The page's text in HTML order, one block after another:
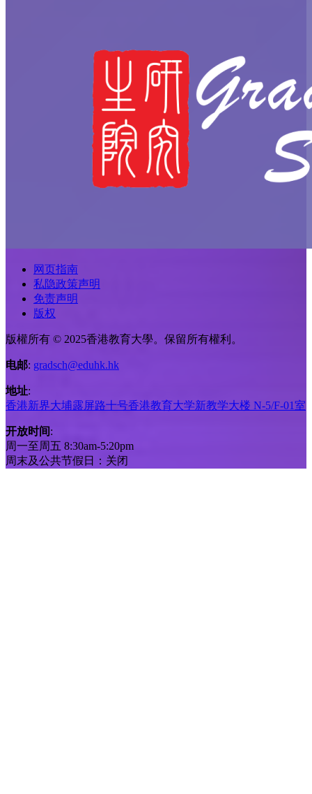
网页指南
私隐政策声明
免责声明
版权
版權所有 © 2025香港教育大學。保留所有權利。
电邮: gradsch@eduhk.hk
地址:
香港新界大埔露屏路十号香港教育大学新教学大楼 N-5/F-01室
开放时间:
周一至周五 8:30am-5:20pm
周末及公共节假日：关闭